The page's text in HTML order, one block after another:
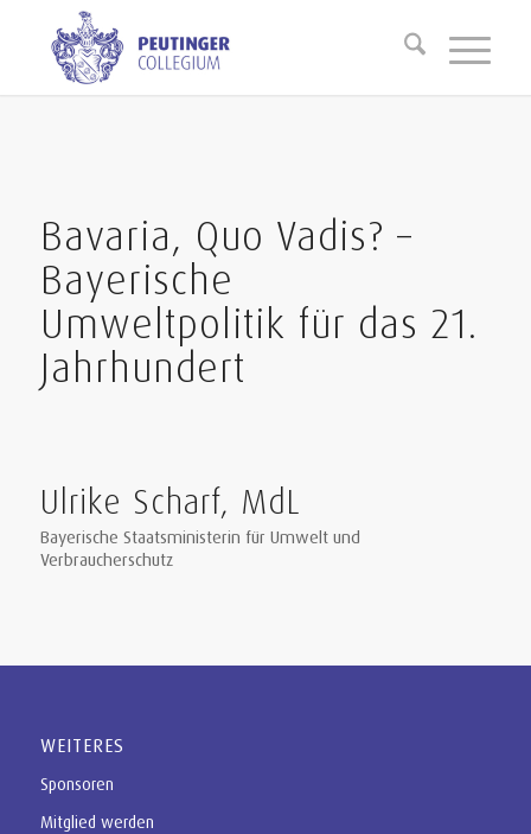
Bavaria, Quo Vadis? –
Bayerische
Umweltpolitik für das 21.
Jahrhundert
Ulrike Scharf, MdL
Bayerische Staatsministerin für Umwelt und
Verbraucherschutz
WEITERES
Sponsoren
Mitglied werden